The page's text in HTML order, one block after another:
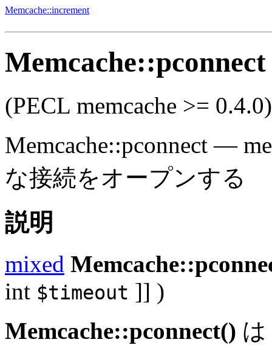
Memcache::increment
Memcache::pconnect
(PECL memcache >= 0.4.0)
Memcache::pconnect —
な接続をオープンする
説明
mixed
int $timeout ]] )
Memcache::pconnect() は